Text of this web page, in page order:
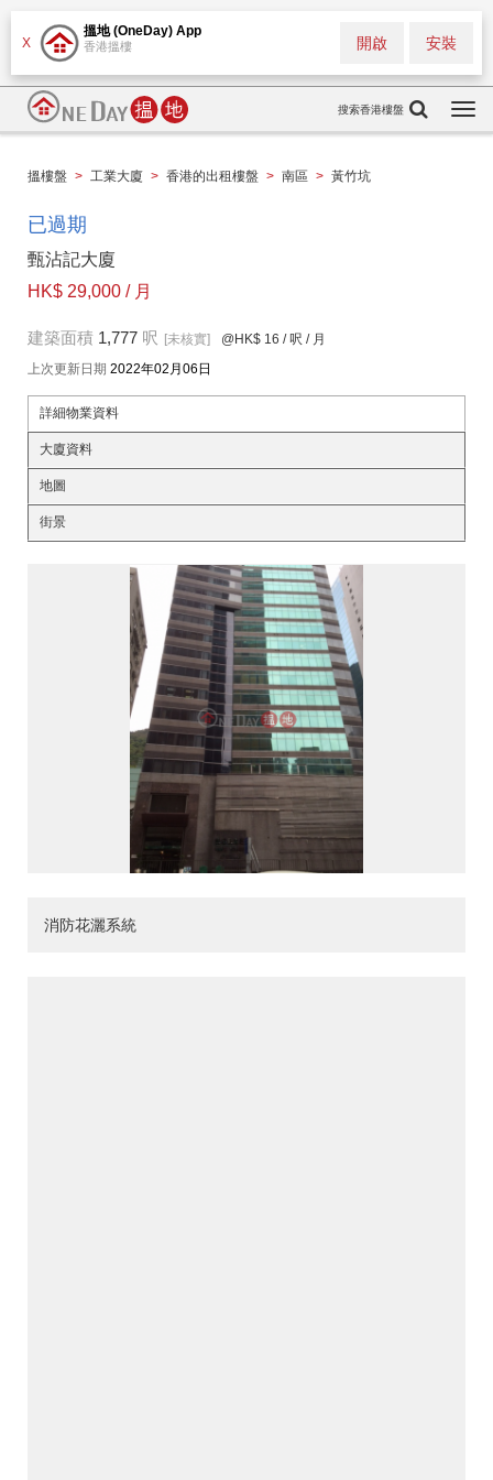
X
搵地 (OneDay) App
香港搵樓 安裝
開啟
搜索香港樓盤
搵樓盤 > 工業大廈 > 香港的出租樓盤 > 南區 > 黃竹坑
已過期
甄沾記大廈
HK$ 29,000 / 月
建築面積 1,777 呎 [未核實] @HK$ 16 / 呎 / 月
上次更新日期 2022年02月06日
詳細物業資料
大廈資料
地圖
街景
消防花灑系統